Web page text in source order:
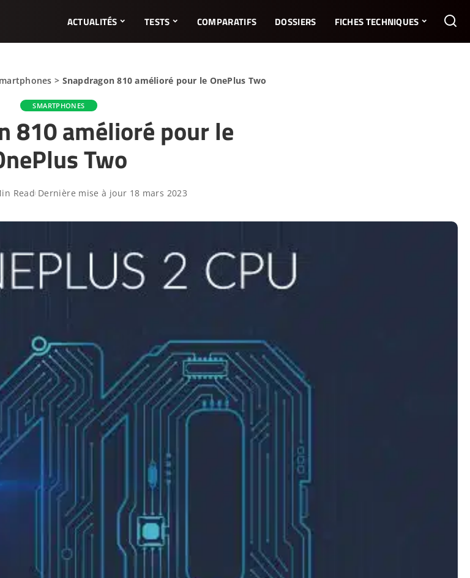
ACTUALITÉS TESTS COMPARATIFS DOSSIERS FICHES TECHNIQUES
> Snapdragon 810 amélioré pour le OnePlus Two
SMARTPHONES
810 amélioré pour le
Two
Read Dernière mise à jour 18 mars 2023